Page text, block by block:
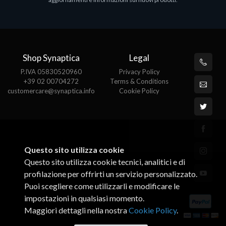
Shop Synaptica
P.IVA 05830520960
+39 02 00704272
customercare@synaptica.info
Legal
Privacy Policy
Terms & Conditions
Cookie Policy
Questo sito utilizza cookie
Questo sito utilizza cookie tecnici, analitici e di
profilazione per offrirti un servizio personalizzato.
Puoi scegliere come utilizzarli e modificare le
impostazioni in qualsiasi momento.
Maggiori dettagli nella nostraCookie Policy.